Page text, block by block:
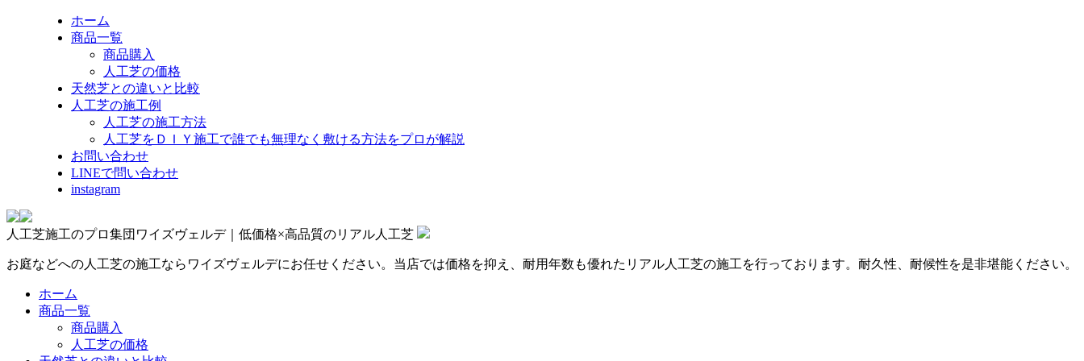
ホーム
商品一覧
商品購入
人工芝の価格
天然芝との違いと比較
人工芝の施工例
人工芝の施工方法
人工芝をＤＩＹ施工で誰でも無理なく敷ける方法をプロが解説
お問い合わせ
LINEで問い合わせ
instagram
人工芝施工のプロ集団ワイズヴェルデ｜低価格×高品質のリアル人工芝
お庭などへの人工芝の施工ならワイズヴェルデにお任せください。当店では価格を抑え、耐用年数も優れたリアル人工芝の施工を行っております。耐久性、耐候性を是非堪能ください。
ホーム
商品一覧
商品購入
人工芝の価格